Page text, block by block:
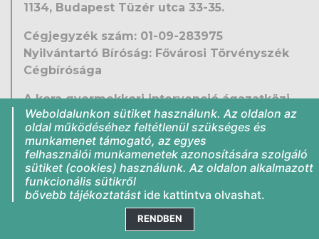
1134, Budapest Tüzér utca 33-35.
Cégjegyzék szám: 01-09-283975
Nyilvántartó Bíróság: Fővárosi Törvényszék
Cégbírósága
A kora gyermekkori intervenció ágazatközi
fejlesztése
EFOP-1.9.5-VEKOP-16-2016-00001
Közérdekű adatok
Jogi nyilatkozat
Impresszum
Weboldalunkon sütiket használunk. Az oldalon az
oldal működéséhez feltétlenül szükséges és
munkamenet támogató, az egyes
felhasználói munkamenetek azonosítására szolgáló
sütiket (cookies) használunk. Az oldalon alkalmazott
funkcionális sütikről
bővebb tájékoztatást ide kattintva olvashat.
RENDBEN